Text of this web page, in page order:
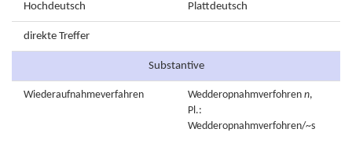
Hochdeutsch Plattdeutsch
direkte Treffer
Substantive
Wiederaufnahmeverfahren Wedderopnahmverfohren n,
Pl.:
Wedderopnahmverfohren/~s